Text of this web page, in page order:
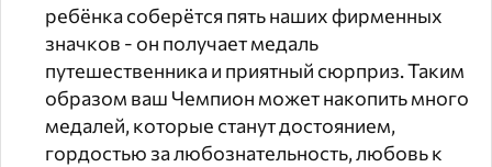
ребёнка соберётся пять наших фирменных
значков - он получает медаль
путешественника и приятный сюрприз. Таким
образом ваш Чемпион может накопить много
медалей, которые станут достоянием,
гордостью за любознательность, любовь к